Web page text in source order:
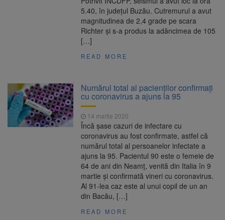
5.40, în județul Buzău. Cutremurul a avut
magnitudinea de 2,4 grade pe scara
Richter și s-a produs la adâncimea de 105
[…]
READ MORE
Numărul total al pacienților confirmați
cu coronavirus a ajuns la 95
14 martie 2020
Încă şase cazuri de infectare cu
coronavirus au fost confirmate, astfel că
numărul total al persoanelor infectate a
ajuns la 95. Pacientul 90 este o femeie de
64 de ani din Neamţ, venită din Italia în 9
martie şi confirmată vineri cu coronavirus.
Al 91-lea caz este al unui copil de un an
din Bacău, […]
READ MORE